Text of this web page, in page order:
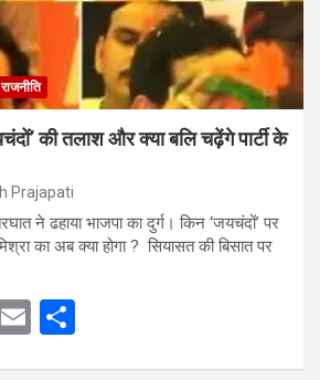
राजनीति
की तलाश और क्या बलि चढ़ेंगे पार्टी के
Prajapati
ने ढहाया भाजपा का दुर्ग। किन ‘जयचंदों’ पर
का अब क्या होगा ? सियासत की बिसात पर
E